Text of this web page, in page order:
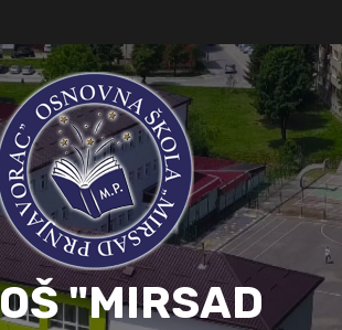
"MIRSAD